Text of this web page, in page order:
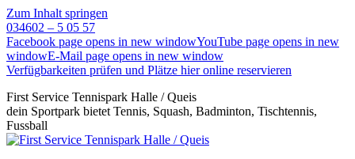
Zum Inhalt springen
034602 – 5 05 57
Facebook page opens in new windowYouTube page opens in new
windowE-Mail page opens in new window
Verfügbarkeiten prüfen und Plätze hier online reservieren
First Service Tennispark Halle / Queis
dein Sportpark bietet Tennis, Squash, Badminton, Tischtennis,
Fussball